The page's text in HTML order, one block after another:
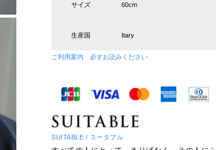
サイズ 60cm
生産国 Itary
ご利用案内 必ずお読みください
SUITABLE / スータブル